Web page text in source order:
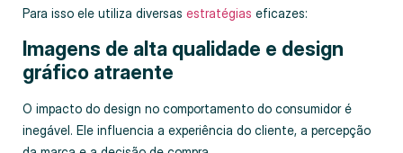
Para isso ele utiliza diversas estratégias eficazes:
Imagens de alta qualidade e design
gráfico atraente
O impacto do design no comportamento do consumidor é
inegável. Ele influencia a experiência do cliente, a percepção